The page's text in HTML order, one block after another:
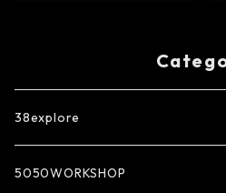
38explore
5050WORKSHOP